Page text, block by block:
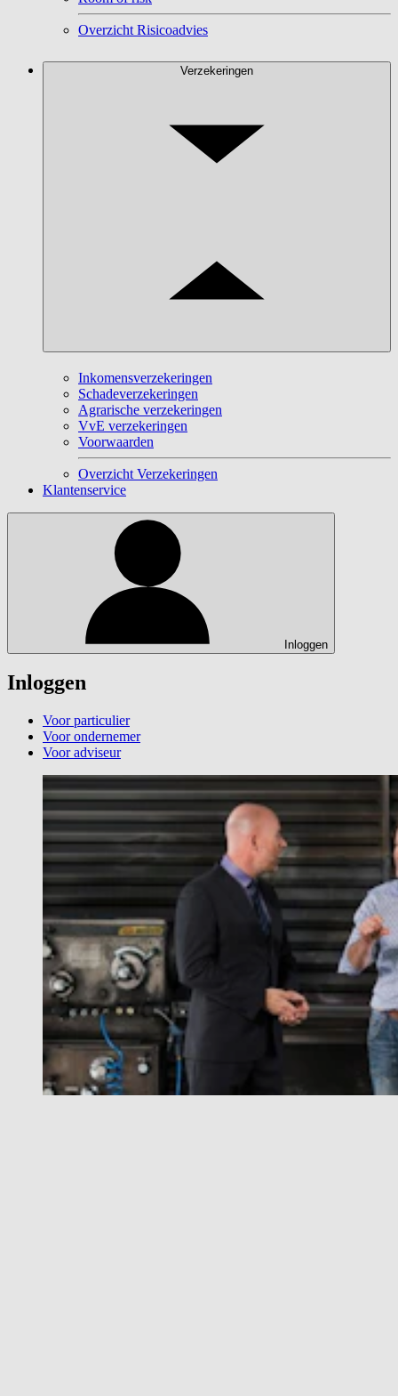
Overzicht Risicoadvies
Verzekeringen
Inkomensverzekeringen
Schadeverzekeringen
Agrarische verzekeringen
VvE verzekeringen
Voorwaarden
Overzicht Verzekeringen
Klantenservice
Inloggen
Inloggen
Voor particulier
Voor ondernemer
Voor adviseur